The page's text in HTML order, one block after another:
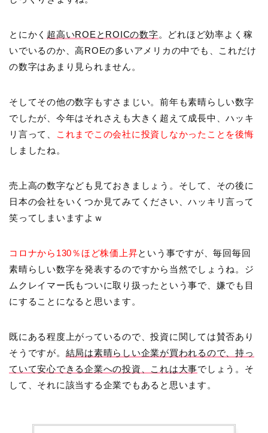
とにかく 超高いROEとROICの数字。どれほど効率よく稼
いでいるのか、高ROEの多いアメリカの中でも、これだけ
の数字はあまり見られません。
そしてその他の数字もすさまじい。前年も素晴らしい数字
でしたが、今年はそれさえも大きく超えて成長中、ハッキ
リ言って、
これまでこの会社に投資しなかったことを後悔
しましたね。
売上高の数字なども見ておきましょう。そして、その後に
日本の会社をいくつか見てみてください、ハッキリ言って
笑ってしまいますよｗ
コロナから130％ほど株価上昇という事ですが、毎回毎回
素晴らしい数字を発表するのですから当然でしょうね。ジ
ムクレイマー氏もついに取り扱ったという事で、嫌でも目
にすることになると思います。
既にある程度上がっているので、投資に関しては賛否あり
そうですが。 結局は素晴らしい企業が買われるので、持っ
ていて安心できる企業への投資、これは大事でしょう。そ
して、それに該当する企業でもあると思います。